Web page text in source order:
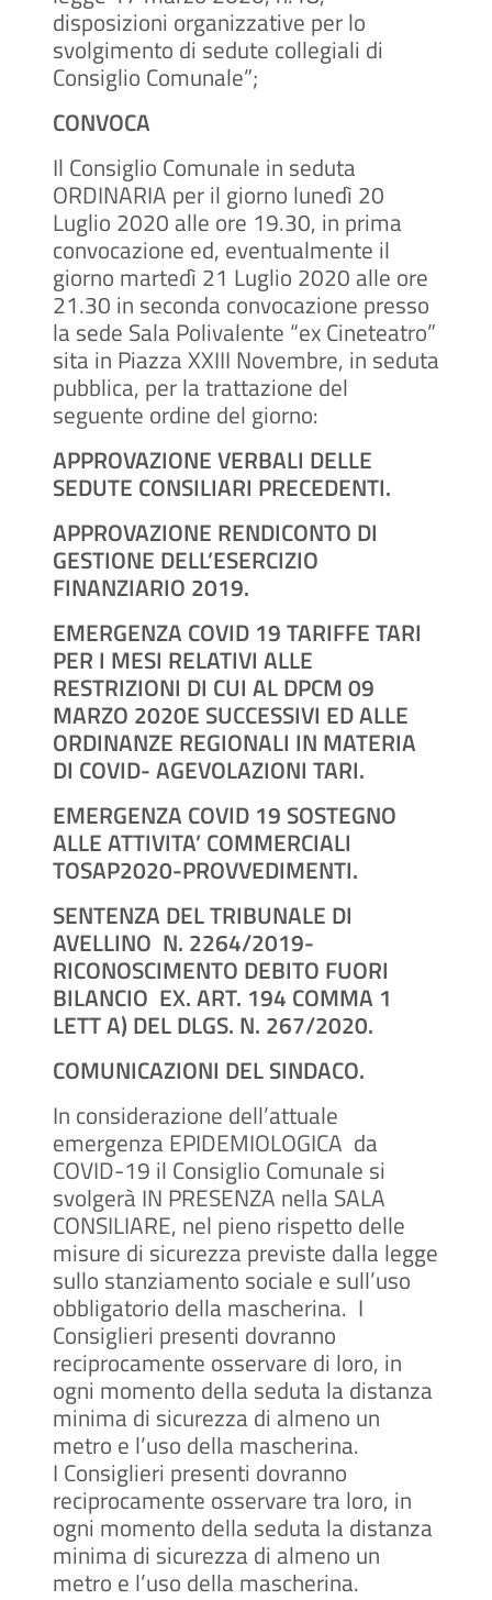
disposizioni organizzative per lo
svolgimento di sedute collegiali di
Consiglio Comunale”;
CONVOCA
Il Consiglio Comunale in seduta
ORDINARIA per il giorno lunedì 20
Luglio 2020 alle ore 19.30, in prima
convocazione ed, eventualmente il
giorno martedì 21 Luglio 2020 alle ore
21.30 in seconda convocazione presso
la sede Sala Polivalente “ex Cineteatro”
sita in Piazza XXIII Novembre, in seduta
pubblica, per la trattazione del
seguente ordine del giorno:
APPROVAZIONE VERBALI DELLE
SEDUTE CONSILIARI PRECEDENTI.
APPROVAZIONE RENDICONTO DI
GESTIONE DELL’ESERCIZIO
FINANZIARIO 2019.
EMERGENZA COVID 19 TARIFFE TARI
PER I MESI RELATIVI ALLE
RESTRIZIONI DI CUI AL DPCM 09
MARZO 2020E SUCCESSIVI ED ALLE
ORDINANZE REGIONALI IN MATERIA
DI COVID- AGEVOLAZIONI TARI.
EMERGENZA COVID 19 SOSTEGNO
ALLE ATTIVITA’ COMMERCIALI
TOSAP2020-PROVVEDIMENTI.
SENTENZA DEL TRIBUNALE DI
AVELLINO N. 2264/2019-
RICONOSCIMENTO DEBITO FUORI
BILANCIO EX. ART. 194 COMMA 1
LETT A) DEL DLGS. N. 267/2020.
COMUNICAZIONI DEL SINDACO.
In considerazione dell’attuale
emergenza EPIDEMIOLOGICA da
COVID-19 il Consiglio Comunale si
svolgerà IN PRESENZA nella SALA
CONSILIARE, nel pieno rispetto delle
misure di sicurezza previste dalla legge
sullo stanziamento sociale e sull’uso
obbligatorio della mascherina. I
Consiglieri presenti dovranno
reciprocamente osservare di loro, in
ogni momento della seduta la distanza
minima di sicurezza di almeno un
metro e l’uso della mascherina.
I Consiglieri presenti dovranno
reciprocamente osservare tra loro, in
ogni momento della seduta la distanza
minima di sicurezza di almeno un
metro e l’uso della mascherina.